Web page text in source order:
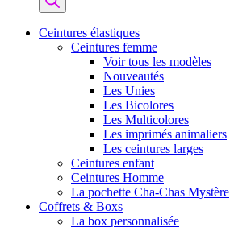
Ceintures élastiques
Ceintures femme
Voir tous les modèles
Nouveautés
Les Unies
Les Bicolores
Les Multicolores
Les imprimés animaliers
Les ceintures larges
Ceintures enfant
Ceintures Homme
La pochette Cha-Chas Mystère
Coffrets & Boxs
La box personnalisée